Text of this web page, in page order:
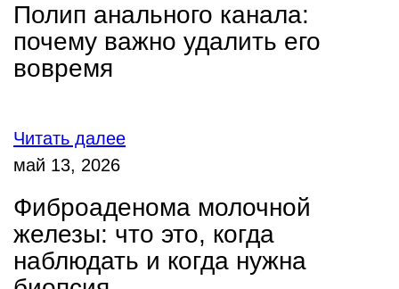
Полип анального канала:
почему важно удалить его
вовремя
Читать далее
май 13, 2026
Фиброаденома молочной
железы: что это, когда
наблюдать и когда нужна